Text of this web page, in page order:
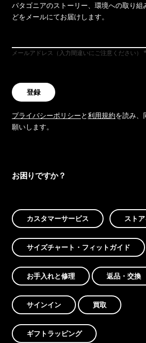
パタゴニアのストーリー、環境への取り組
どをメールにてお届けします。
メールアドレス（入力間違いにご注意ください）
登録
プライバシーポリシーと利用規約を読み、
願いします。
お困りですか？
カスタマーサービス スト
サイズチャート・フィットガイド
お手入れと修理 返品・交換
サインイン 買取
ギフトラッピング